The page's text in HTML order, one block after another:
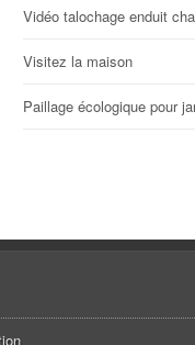
Vidéo talochage enduit
Visitez la maison
Paillage écologique pour